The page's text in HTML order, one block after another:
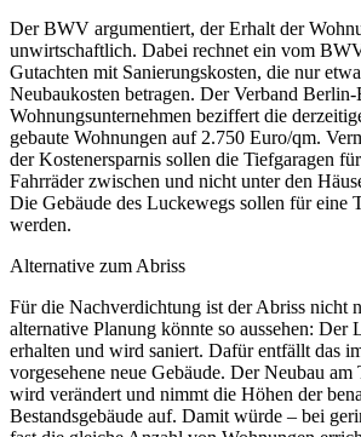
Der BWV argumentiert, der Erhalt der
unwirtschaftlich. Dabei rechnet ein vom
Gutachten mit Sanierungskosten, die nur
Neubaukosten betragen. Der Verband
Wohnungsunternehmen beziffert die
gebaute Wohnungen auf 2.750 Euro/qm.
der Kostenersparnis sollen die Tiefgaragen
Fahrräder zwischen und nicht unter den
Die Gebäude des Luckewegs sollen für eine
werden.
Alternative zum Abriss
Für die Nachverdichtung ist der Abriss nicht
alternative Planung könnte so aussehen: Der
erhalten und wird saniert. Dafür entfällt das
vorgesehene neue Gebäude. Der Neubau
wird verändert und nimmt die Höhen der
Bestandsgebäude auf. Damit würde – bei